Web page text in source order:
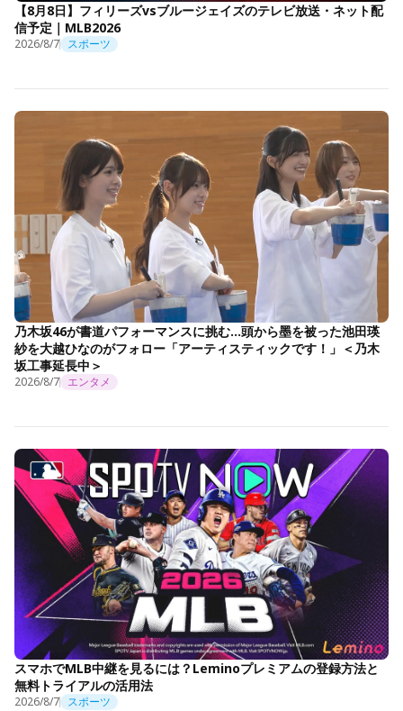
【8月8日】フィリーズvsブルージェイズのテレビ放送・ネット配
信予定｜MLB2026
2026/8/7 スポーツ
乃木坂46が書道パフォーマンスに挑む…頭から墨を被った池田瑛
紗を大越ひなのがフォロー「アーティスティックです！」＜乃木
坂工事延長中＞
2026/8/7 エンタメ
スマホでMLB中継を見るには？Leminoプレミアムの登録方法と
無料トライアルの活用法
2026/8/7 スポーツ